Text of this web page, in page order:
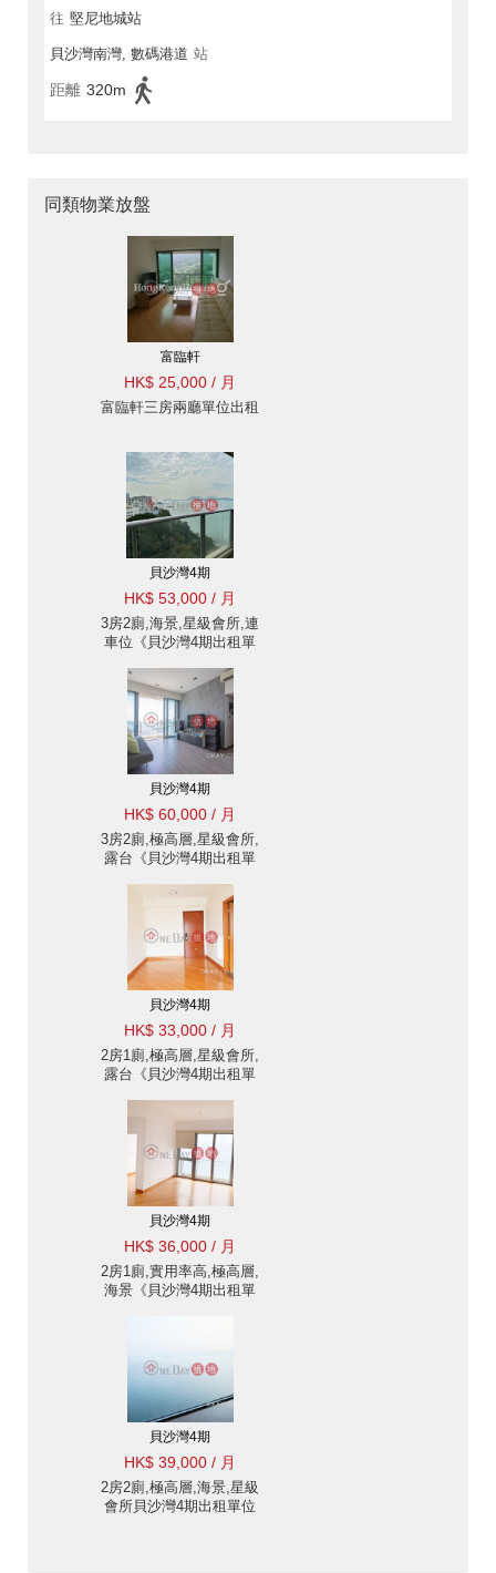
往 堅尼地城站
貝沙灣南灣, 數碼港道 站
距離 320m
同類物業放盤
富臨軒
HK$ 25,000 / 月
富臨軒三房兩廳單位出租
貝沙灣4期
HK$ 53,000 / 月
3房2廁,海景,星級會所,連
車位《貝沙灣4期出租單
貝沙灣4期
HK$ 60,000 / 月
3房2廁,極高層,星級會所,
露台《貝沙灣4期出租單
貝沙灣4期
HK$ 33,000 / 月
2房1廁,極高層,星級會所,
露台《貝沙灣4期出租單
貝沙灣4期
HK$ 36,000 / 月
2房1廁,實用率高,極高層,
海景《貝沙灣4期出租單
貝沙灣4期
HK$ 39,000 / 月
2房2廁,極高層,海景,星級
會所貝沙灣4期出租單位